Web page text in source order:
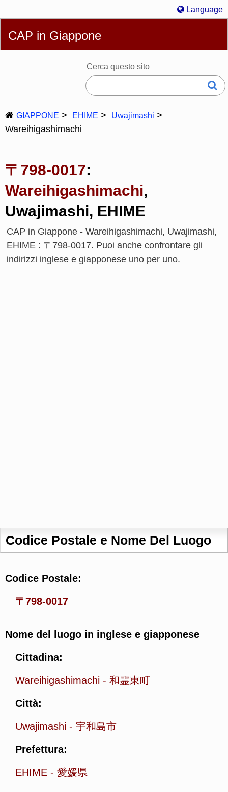
Language
Deutsch
Français Bahasa Melayu
日本語
CAP in Giappone
Cerca questo sito
GIAPPONE EHIME Uwajimashi
Wareihigashimachi
〒798-0017:
Wareihigashimachi,
Uwajimashi, EHIME
CAP in Giappone - Wareihigashimachi, Uwajimashi,
EHIME : 〒798-0017. Puoi anche confrontare gli
indirizzi inglese e giapponese uno per uno.
Codice Postale e Nome Del Luogo
Codice Postale:
〒798-0017
Nome del luogo in inglese e giapponese
Cittadina:
Wareihigashimachi - 和霊東町
Città:
Uwajimashi - 宇和島市
Prefettura:
EHIME - 愛媛県